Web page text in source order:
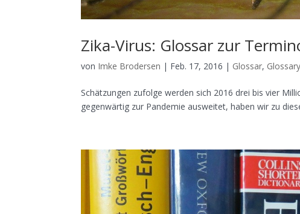
Zika-Virus: Glossar zur
von Imke Brodersen | Feb. 17, 2016 | Glossar, Glossary
Schätzungen zufolge werden sich 2016 drei bis vier
gegenwärtig zur Pandemie ausweitet, haben wir zu